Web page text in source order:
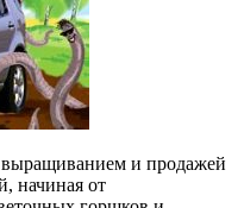
выращиванием и продажей
начиная от